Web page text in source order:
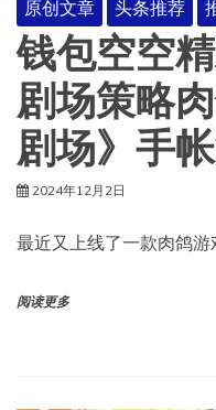
原创文章 头条推荐
钱包空空
剧场策略
剧场》手
2024年12月2日
最近又上线了一款肉鸽
阅读更多